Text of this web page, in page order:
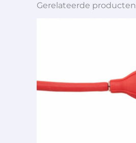
Gerelateerde producten